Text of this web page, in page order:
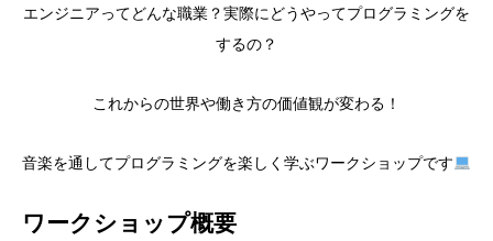
エンジニアってどんな職業？実際にどうやってプログラミングを
するの？
これからの世界や働き方の価値観が変わる！
音楽を通してプログラミングを楽しく学ぶワークショップです
ワークショップ概要